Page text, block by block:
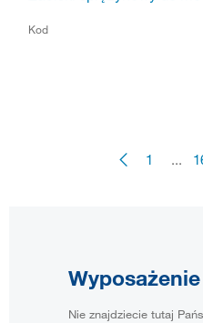
Kod
1 ...
Nie znajdziecie tutaj